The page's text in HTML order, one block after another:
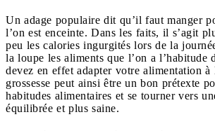
Un adage populaire dit qu’il faut manger
l’on est enceinte. Dans les faits, il s’agit
peu les calories ingurgités lors de la
la loupe les aliments que l’on a l’habitude
devez en effet adapter votre alimentation
grossesse peut ainsi être un bon prétexte
habitudes alimentaires et se tourner vers
équilibrée et plus saine.